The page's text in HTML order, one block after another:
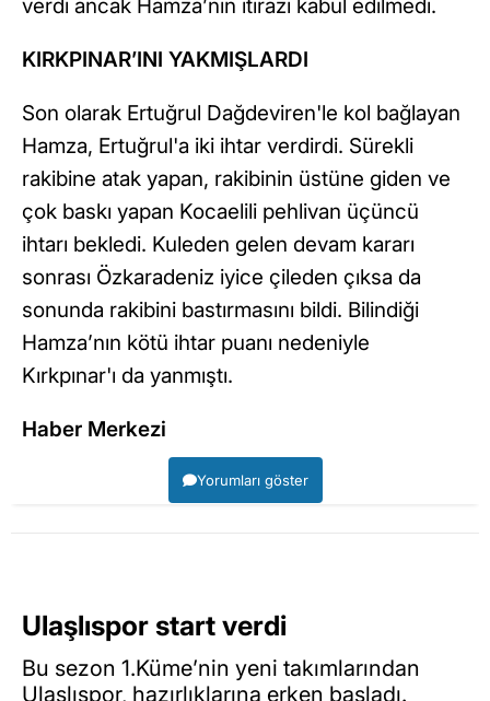
verdi ancak Hamza’nın itirazı kabul edilmedi.
KIRKPINAR’INI YAKMIŞLARDI
Son olarak Ertuğrul Dağdeviren'le kol bağlayan
Hamza, Ertuğrul'a iki ihtar verdirdi. Sürekli
rakibine atak yapan, rakibinin üstüne giden ve
çok baskı yapan Kocaelili pehlivan üçüncü
ihtarı bekledi. Kuleden gelen devam kararı
sonrası Özkaradeniz iyice çileden çıksa da
sonunda rakibini bastırmasını bildi. Bilindiği
Hamza’nın kötü ihtar puanı nedeniyle
Kırkpınar'ı da yanmıştı.
Haber Merkezi
Yorumları göster
Ulaşlıspor start verdi
Bu sezon 1.Küme’nin yeni takımlarından
Ulaşlıspor, hazırlıklarına erken başladı.